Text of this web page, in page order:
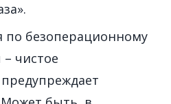
по безоперационному
чистое